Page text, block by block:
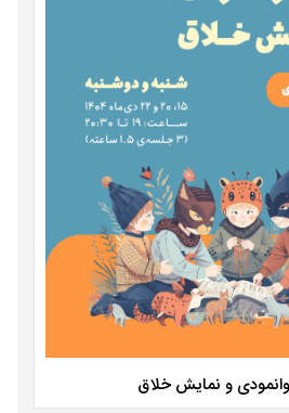
و نمایش خلاق